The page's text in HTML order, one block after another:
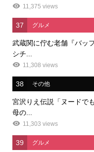
11,375 views
37 グルメ
武蔵関に佇む老舗『バッ
シチ...
11,308 views
38 その他
宮沢りえ伝説「ヌードで
母の...
11,303 views
39 グルメ